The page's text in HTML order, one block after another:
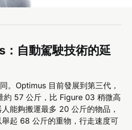
自動駕駛技術的延
。Optimus 目前發展到第三代，
約 57 公斤，比 Figure 03 稍微高
能夠搬運最多 20 公斤的物品，
起 68 公斤的重物，行走速度可